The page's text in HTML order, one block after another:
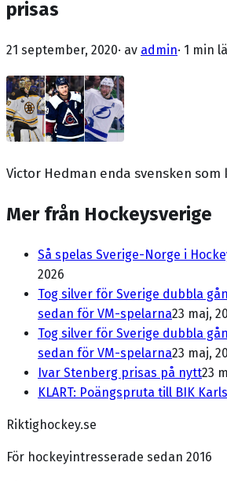
prisas
21 september, 2020· av admin· 1 min
Victor Hedman enda svensken som
Mer från Hockeysverige
Så spelas Sverige-Norge i
2026
Tog silver för Sverige dubbla
sedan för VM-spelarna23 maj,
Tog silver för Sverige dubbla
sedan för VM-spelarna23 maj,
Ivar Stenberg prisas på nytt23
KLART: Poängspruta till BIK
Riktighockey.se
För hockeyintresserade sedan 2016